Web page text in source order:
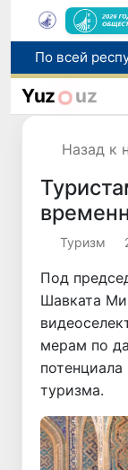
Yuz uz
Назад к
Туризм
Под
Шавката
мерам по
потенциала
туризма.